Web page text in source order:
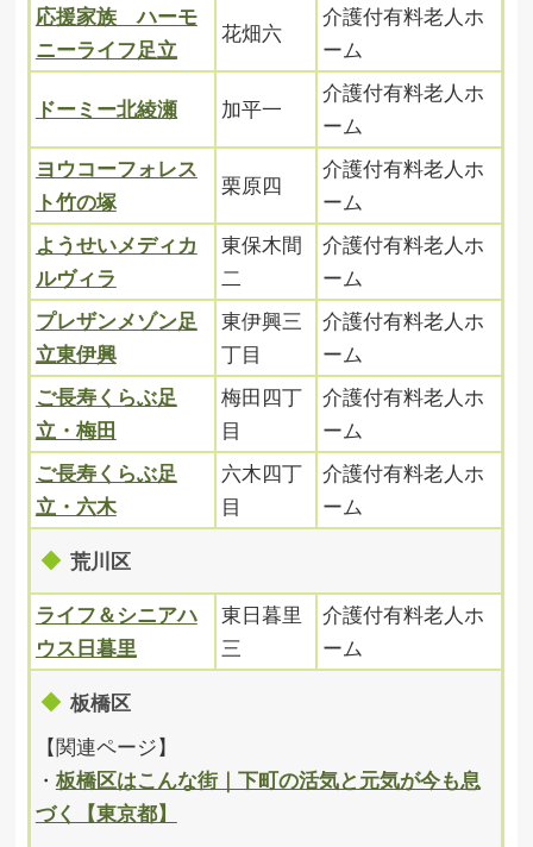
応援家族 ハーモ
ニーライフ足立
花畑六
介護付有料老人ホ
ーム
ドーミー北綾瀬 加平一
介護付有料老人ホ
ーム
ヨウコーフォレス
ト竹の塚
栗原四
介護付有料老人ホ
ーム
ようせいメディカ
ルヴィラ
東保木間
二
介護付有料老人ホ
ーム
プレザンメゾン足
立東伊興
東伊興三
丁目
介護付有料老人ホ
ーム
ご長寿くらぶ足
立・梅田
梅田四丁
目
介護付有料老人ホ
ーム
ご長寿くらぶ足
立・六木
六木四丁
目
介護付有料老人ホ
ーム
荒川区
ライフ＆シニアハ
ウス日暮里
東日暮里
三
介護付有料老人ホ
ーム
板橋区
【関連ページ】
・ 板橋区はこんな街｜下町の活気と元気が今も息
づく【東京都】